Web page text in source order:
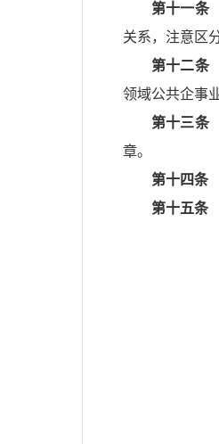
第十一条
关系，注意区
第十二条
领域公共企事
第十三条
章。
第十四条
第十五条